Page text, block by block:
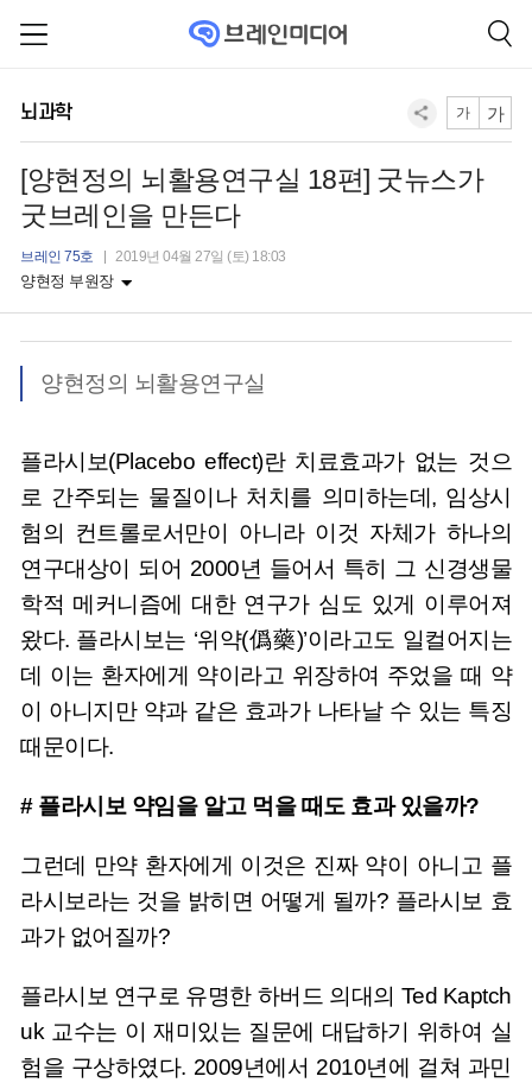
뇌과학 가 가
[양현정의 뇌활용연구실 18편] 굿뉴스가
굿브레인을 만든다
브레인 75호
2019년 04월 27일 (토) 18:03
양현정 부원장
양현정의 뇌활용연구실
플라시보(Placebo effect)란 치료효과가 없는 것으
로 간주되는 물질이나 처치를 의미하는데, 임상시
험의 컨트롤로서만이 아니라 이것 자체가 하나의
연구대상이 되어 2000년 들어서 특히 그 신경생물
학적 메커니즘에 대한 연구가 심도 있게 이루어져
왔다. 플라시보는 ‘위약(僞藥)’이라고도 일컬어지는
데 이는 환자에게 약이라고 위장하여 주었을 때 약
이 아니지만 약과 같은 효과가 나타날 수 있는 특징
때문이다.
# 플라시보 약임을 알고 먹을 때도 효과 있을까?
그런데 만약 환자에게 이것은 진짜 약이 아니고 플
라시보라는 것을 밝히면 어떻게 될까? 플라시보 효
과가 없어질까?
플라시보 연구로 유명한 하버드 의대의 Ted Kaptch
uk 교수는 이 재미있는 질문에 대답하기 위하여 실
험을 구상하였다. 2009년에서 2010년에 걸쳐 과민